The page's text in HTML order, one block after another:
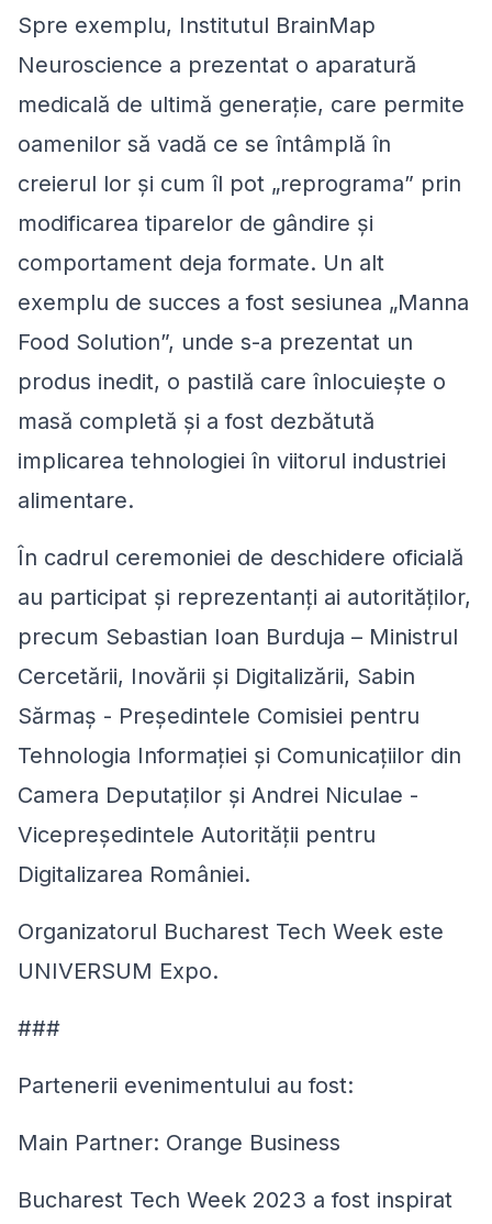
Spre exemplu, Institutul BrainMap
Neuroscience a prezentat o aparatură
medicală de ultimă generație, care permite
oamenilor să vadă ce se întâmplă în
creierul lor și cum îl pot „reprograma” prin
modificarea tiparelor de gândire și
comportament deja formate. Un alt
exemplu de succes a fost sesiunea „Manna
Food Solution”, unde s-a prezentat un
produs inedit, o pastilă care înlocuiește o
masă completă și a fost dezbătută
implicarea tehnologiei în viitorul industriei
alimentare.
În cadrul ceremoniei de deschidere oficială
au participat și reprezentanți ai autorităților,
precum Sebastian Ioan Burduja – Ministrul
Cercetării, Inovării şi Digitalizării, Sabin
Sărmaș - Președintele Comisiei pentru
Tehnologia Informației și Comunicațiilor din
Camera Deputaților și Andrei Niculae -
Vicepreședintele Autorității pentru
Digitalizarea României.
Organizatorul Bucharest Tech Week este
UNIVERSUM Expo.
###
Partenerii evenimentului au fost:
Main Partner: Orange Business
Bucharest Tech Week 2023 a fost inspirat